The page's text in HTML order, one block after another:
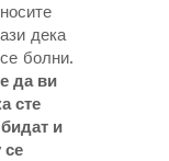
дека
болни.
да ви
сте
и
се